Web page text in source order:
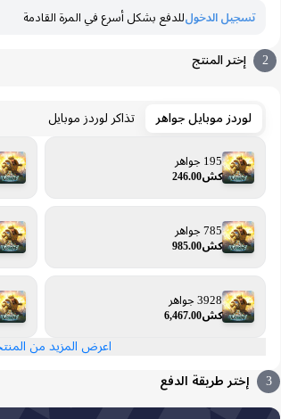
تسجيل الدخولللدفع بشكل أسرع في المرة القادمة
2 إختر المنتج
لوردز موبايل جواهر تذاكر لوردز موبايل
195 جواهر
كش246.00
785 جواهر
كش985.00
3928 جواهر
كش6,467.00
اعرض المزيد من
3 إختر طريقة الدفع